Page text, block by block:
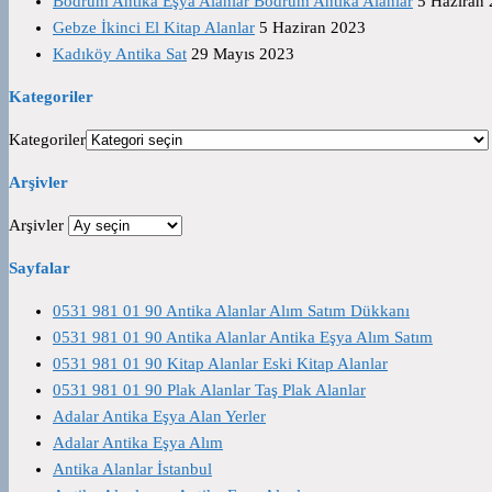
Gebze İkinci El Kitap Alanlar 5 Haziran 2023
Kadıköy Antika Sat 29 Mayıs 2023
Kategoriler
Kategoriler
Arşivler
Arşivler
Sayfalar
0531 981 01 90 Antika Alanlar Alım Satım Dükkanı
0531 981 01 90 Antika Alanlar Antika Eşya Alım Satım
0531 981 01 90 Kitap Alanlar Eski Kitap Alanlar
0531 981 01 90 Plak Alanlar Taş Plak Alanlar
Adalar Antika Eşya Alan Yerler
Adalar Antika Eşya Alım
Antika Alanlar İstanbul